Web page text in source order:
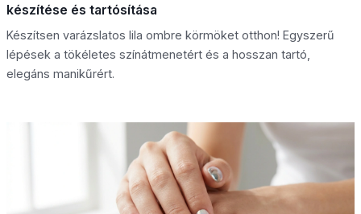
készítése és tartósítása
Készítsen varázslatos lila ombre körmöket otthon! Egyszerű
lépések a tökéletes színátmenetért és a hosszan tartó,
elegáns manikűrért.